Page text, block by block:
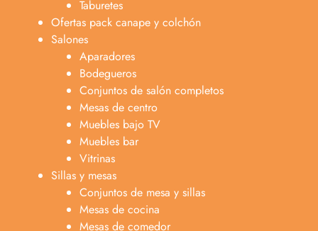
Taburetes
Ofertas pack canape y colchón
Salones
Aparadores
Bodegueros
Conjuntos de salón completos
Mesas de centro
Muebles bajo TV
Muebles bar
Vitrinas
Sillas y mesas
Conjuntos de mesa y sillas
Mesas de cocina
Mesas de comedor